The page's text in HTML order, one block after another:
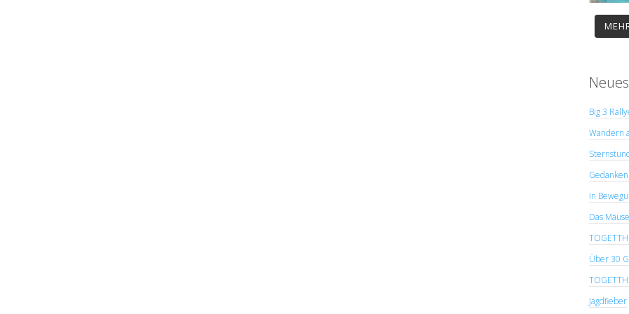
Big 3
Wandern
In
Das
Über 30
Jagdfieber